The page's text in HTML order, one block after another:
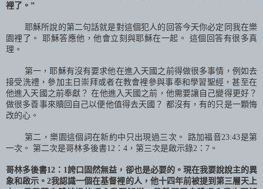
裡了。”
耶穌所說的第二句話就是對這個犯人的回答今天你必定同我在樂
園裡了。 耶穌答應他，他會立刻與耶穌在一起。 這個回答有很多真
理。
第一，耶穌有沒有要求他在進入天國之前得做很多事情，例如去
接受洗禮，參加主日崇拜或者在教會裡參與事奉和學習聖經，甚至在
他進入天國之前奉獻？ 在他進入天國之前，他需要讓自己變得更好？
做很多善事來贖回自己以便他值得去天國？ 都沒有，有的只是一顆悔
改的心。
第二，樂園這個詞在新約中只出現過三次。 路加福音23:43是第
一次。 第二次是哥林多後書12 ： 4 ，第三次是啟示錄2 ： 7 。
哥林多後書12 ： 1誇口固然無益，卻也是必要的。現在我要說說主的異
象和啟示。2我認識一個在基督裡的人，他十四年前被提到第三層天上